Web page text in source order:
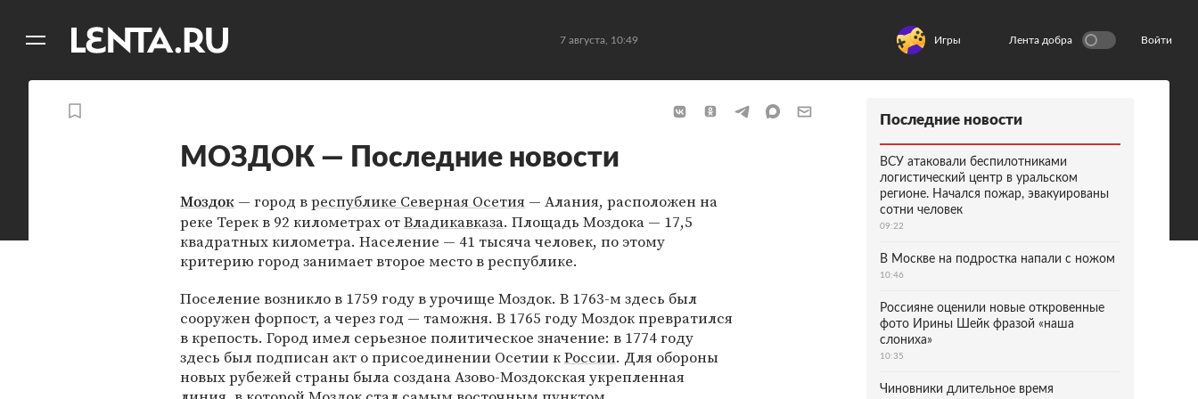
7 августа, 10:49 Игры Лента добра Войти
МОЗДОК — Последние новости
Моздок — город вреспублике Северная Осетия — Алания, расположен на
реке Терек в 92 километрах отВладикавказа. Площадь Моздока — 17,5
квадратных километра. Население — 41 тысяча человек, по этому
критерию город занимает второе место в республике.
Поселение возникло в 1759 году в урочище Моздок. В 1763-м здесь был
сооружен форпост, а через год — таможня. В 1765 году Моздок превратился
в крепость. Город имел серьезное политическое значение: в 1774 году
здесь был подписан акт о присоединении Осетии кРоссии. Для обороны
новых рубежей страны была создана Азово-Моздокская укрепленная
Последние новости
ВСУ атаковали беспилотниками
логистический центр в уральском
регионе. Начался пожар, эвакуированы
сотни человек
09:22
В Москве на подростка напали с ножом
10:46
Россияне оценили новые откровенные
фото Ирины Шейк фразой «наша
слониха»
10:35
Чиновники длительное время